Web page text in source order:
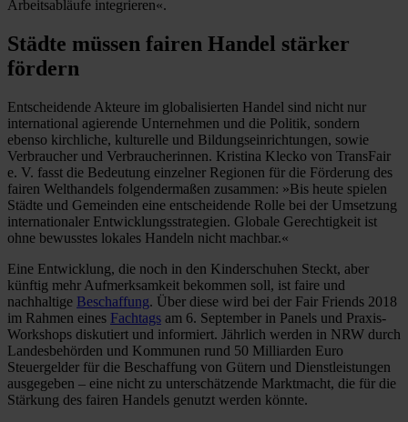
Arbeitsabläufe integrieren«.
Städte müssen fairen Handel stärker
fördern
Entscheidende Akteure im globalisierten Handel sind nicht nur
international agierende Unternehmen und die Politik, sondern
ebenso kirchliche, kulturelle und Bildungseinrichtungen, sowie
Verbraucher und Verbraucherinnen. Kristina Klecko von TransFair
e. V. fasst die Bedeutung einzelner Regionen für die Förderung des
fairen Welthandels folgendermaßen zusammen: »Bis heute spielen
Städte und Gemeinden eine entscheidende Rolle bei der Umsetzung
internationaler Entwicklungsstrategien. Globale Gerechtigkeit ist
ohne bewusstes lokales Handeln nicht machbar.«
Eine Entwicklung, die noch in den Kinderschuhen Steckt, aber
künftig mehr Aufmerksamkeit bekommen soll, ist faire und
nachhaltige Beschaffung. Über diese wird bei der Fair Friends 2018
im Rahmen eines Fachtags am 6. September in Panels und Praxis-
Workshops diskutiert und informiert. Jährlich werden in NRW durch
Landesbehörden und Kommunen rund 50 Milliarden Euro
Steuergelder für die Beschaffung von Gütern und Dienstleistungen
ausgegeben – eine nicht zu unterschätzende Marktmacht, die für die
Stärkung des fairen Handels genutzt werden könnte.